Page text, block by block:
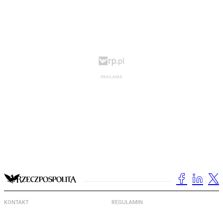
KONTAKT REGULAMIN